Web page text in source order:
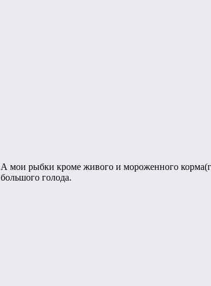
А мои рыбки кроме живого и мороженного
большого голода.